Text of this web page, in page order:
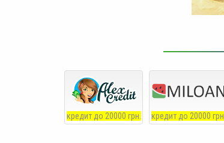
кредит до 20000 грн. кредит до 20000 грн.